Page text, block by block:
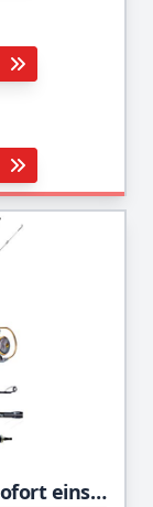
Modernes Angelset Ultralight sofort einsatzbereit ! Capital Fish Master 180cm UL-Carbonrute + Angelrolle Expert1000 fertig mit Schnur + Köderset mit Spoon I Gummifisch I Softlures